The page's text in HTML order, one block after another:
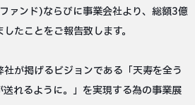
ァンド)ならびに事業会社より、総額3億
たことをご報告致します。
が掲げるビジョンである「天寿を全う
れるように。」を実現する為の事業展